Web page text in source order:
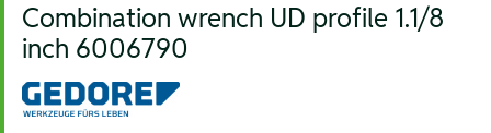
Combination wrench UD profile 1.1/8
inch 6006790